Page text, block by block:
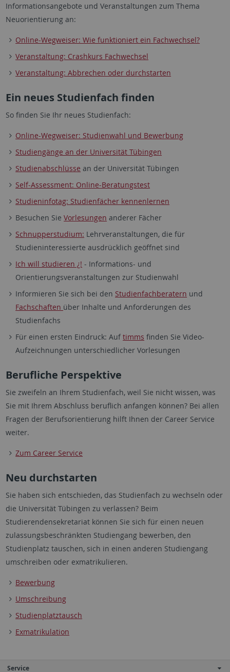
Informationsangebote und Veranstaltungen zum Thema
Neuorientierung an:
Online-Wegweiser: Wie funktioniert ein Fachwechsel?
Veranstaltung: Crashkurs Fachwechsel
Veranstaltung: Abbrechen oder durchstarten
Ein neues Studienfach finden
So finden Sie Ihr neues Studienfach:
Online-Wegweiser: Studienwahl und Bewerbung
Studiengänge an der Universität Tübingen
Studienabschlüsse an der Universität Tübingen
Self-Assessment: Online-Beratungstest
Studieninfotag: Studienfächer kennenlernen
Besuchen SieVorlesungen anderer Fächer
Schnupperstudium: Lehrveranstaltungen, die für
Studieninteressierte ausdrücklich geöffnet sind
Ich will studieren ¿! - Informations- und
Orientierungsveranstaltungen zur Studienwahl
Informieren Sie sich bei den Studienfachberatern und
Fachschaften über Inhalte und Anforderungen des
Studienfachs
Für einen ersten Eindruck: Auftimms finden Sie Video-
Aufzeichnungen unterschiedlicher Vorlesungen
Berufliche Perspektive
Sie zweifeln an Ihrem Studienfach, weil Sie nicht wissen, was
Sie mit Ihrem Abschluss beruflich anfangen können? Bei allen
Fragen der Berufsorientierung hilft Ihnen der Career Service
weiter.
Zum Career Service
Neu durchstarten
Sie haben sich entschieden, das Studienfach zu wechseln oder
die Universität Tübingen zu verlassen? Beim
Studierendensekretariat können Sie sich für einen neuen
zulassungsbeschränkten Studiengang bewerben, den
Studienplatz tauschen, sich in einen anderen Studiengang
umschreiben oder exmatrikulieren.
Bewerbung
Umschreibung
Studienplatztausch
Exmatrikulation
Service